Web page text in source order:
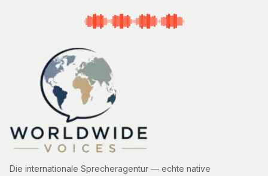
Die internationale Sprecheragentur — echte native